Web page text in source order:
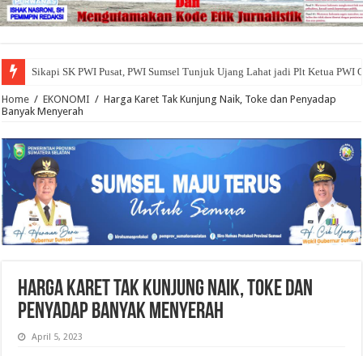
Sikapi SK PWI Pusat, PWI Sumsel Tunjuk Ujang Lahat jadi Plt Ketua PWI
Home / EKONOMI / Harga Karet Tak Kunjung Naik, Toke dan Penyadap
Banyak Menyerah
Harga Karet Tak Kunjung Naik, Toke dan
Penyadap Banyak Menyerah
April 5, 2023